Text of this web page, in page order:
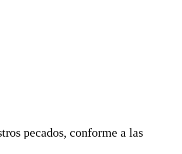
pecados, conforme a las